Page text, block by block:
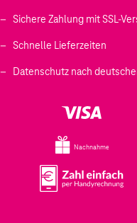
Sichere Zahlung mit SSL-
Schnelle Lieferzeiten
Datenschutz nach
Nachnahme